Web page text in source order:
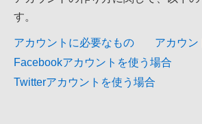
す。
アカウントに必要なもの
アカウン
Facebookアカウントを使う場合
Twitterアカウントを使う場合